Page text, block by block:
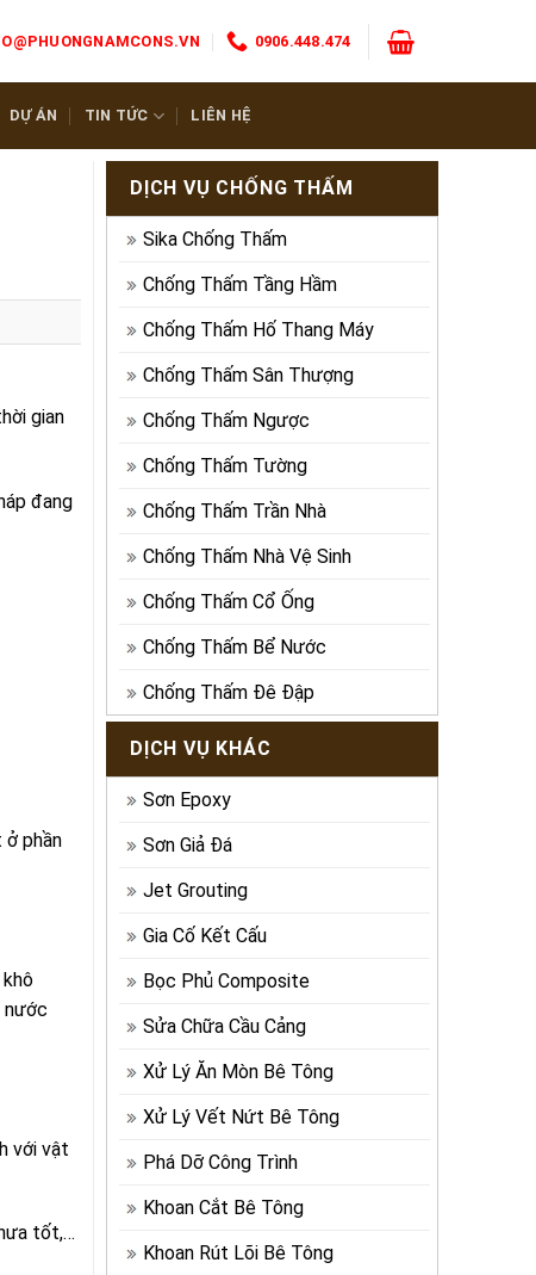
0906.448.474
DỰ ÁN TIN TỨC LIÊN HỆ
gian
đang
ở phần
nước
với vật
tốt,…
DỊCH VỤ CHỐNG THẤM
Sika Chống Thấm
Chống Thấm Tầng Hầm
Chống Thấm Hố Thang Máy
Chống Thấm Sân Thượng
Chống Thấm Ngược
Chống Thấm Tường
Chống Thấm Trần Nhà
Chống Thấm Nhà Vệ Sinh
Chống Thấm Cổ Ống
Chống Thấm Bể Nước
Chống Thấm Đê Đập
DỊCH VỤ KHÁC
Sơn Epoxy
Sơn Giả Đá
Jet Grouting
Gia Cố Kết Cấu
Bọc Phủ Composite
Sửa Chữa Cầu Cảng
Xử Lý Ăn Mòn Bê Tông
Xử Lý Vết Nứt Bê Tông
Phá Dỡ Công Trình
Khoan Cắt Bê Tông
Khoan Rút Lõi Bê Tông